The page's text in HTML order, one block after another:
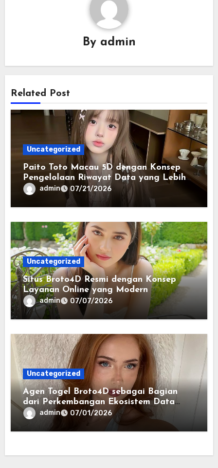
By admin
Related Post
Uncategorized
Paito Toto Macau 5D dengan Konsep
Pengelolaan Riwayat Data yang Lebih
Lengkap dan Sistematis
admin 07/21/2026
Uncategorized
Situs Broto4D Resmi dengan Konsep
Layanan Online yang Modern
admin 07/07/2026
Uncategorized
Agen Togel Broto4D sebagai Bagian
dari Perkembangan Ekosistem Data
Digital Saat Ini
admin 07/01/2026